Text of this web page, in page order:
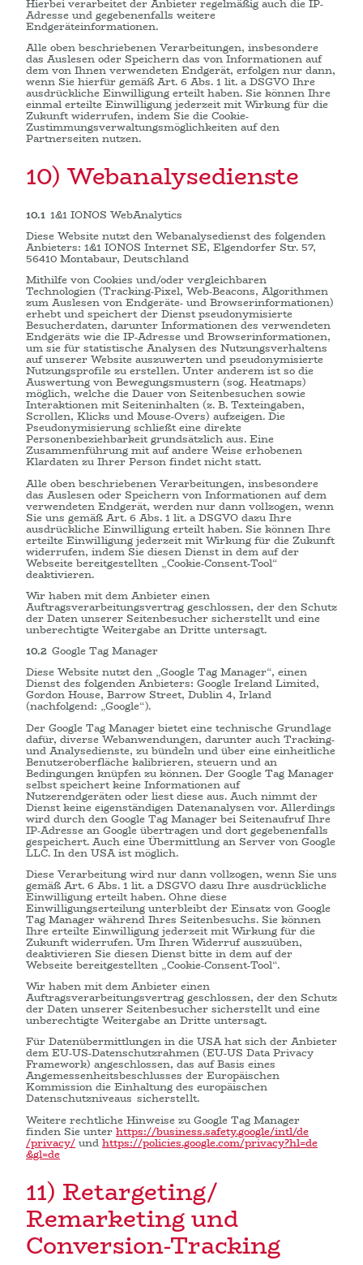
Hierbei verarbeitet der Anbieter regelmäßig auch die IP-
Adresse und gegebenenfalls weitere
Endgeräteinformationen.
Alle oben beschriebenen Verarbeitungen, insbesondere
das Auslesen oder Speichern das von Informationen auf
dem von Ihnen verwendeten Endgerät, erfolgen nur dann,
wenn Sie hierfür gemäß Art. 6 Abs. 1 lit. a DSGVO Ihre
ausdrückliche Einwilligung erteilt haben. Sie können Ihre
einmal erteilte Einwilligung jederzeit mit Wirkung für die
Zukunft widerrufen, indem Sie die Cookie-
Zustimmungsverwaltungsmöglichkeiten auf den
Partnerseiten nutzen.
10) Webanalysedienste
10.1 1&1 IONOS WebAnalytics
Diese Website nutzt den Webanalysedienst des folgenden
Anbieters: 1&1 IONOS Internet SE, Elgendorfer Str. 57,
56410 Montabaur, Deutschland
Mithilfe von Cookies und/oder vergleichbaren
Technologien (Tracking-Pixel, Web-Beacons, Algorithmen
zum Auslesen von Endgeräte- und Browserinformationen)
erhebt und speichert der Dienst pseudonymisierte
Besucherdaten, darunter Informationen des verwendeten
Endgeräts wie die IP-Adresse und Browserinformationen,
um sie für statistische Analysen des Nutzungsverhaltens
auf unserer Website auszuwerten und pseudonymisierte
Nutzungsprofile zu erstellen. Unter anderem ist so die
Auswertung von Bewegungsmustern (sog. Heatmaps)
möglich, welche die Dauer von Seitenbesuchen sowie
Interaktionen mit Seiteninhalten (z. B. Texteingaben,
Scrollen, Klicks und Mouse-Overs) aufzeigen. Die
Pseudonymisierung schließt eine direkte
Personenbeziehbarkeit grundsätzlich aus. Eine
Zusammenführung mit auf andere Weise erhobenen
Klardaten zu Ihrer Person findet nicht statt.
Alle oben beschriebenen Verarbeitungen, insbesondere
das Auslesen oder Speichern von Informationen auf dem
verwendeten Endgerät, werden nur dann vollzogen, wenn
Sie uns gemäß Art. 6 Abs. 1 lit. a DSGVO dazu Ihre
ausdrückliche Einwilligung erteilt haben. Sie können Ihre
erteilte Einwilligung jederzeit mit Wirkung für die Zukunft
widerrufen, indem Sie diesen Dienst in dem auf der
Webseite bereitgestellten „Cookie-Consent-Tool“
deaktivieren.
Wir haben mit dem Anbieter einen
Auftragsverarbeitungsvertrag geschlossen, der den Schutz
der Daten unserer Seitenbesucher sicherstellt und eine
unberechtigte Weitergabe an Dritte untersagt.
10.2 Google Tag Manager
Diese Website nutzt den „Google Tag Manager“, einen
Dienst des folgenden Anbieters: Google Ireland Limited,
Gordon House, Barrow Street, Dublin 4, Irland
(nachfolgend: „Google“).
Der Google Tag Manager bietet eine technische Grundlage
dafür, diverse Webanwendungen, darunter auch Tracking-
und Analysedienste, zu bündeln und über eine einheitliche
Benutzeroberfläche kalibrieren, steuern und an
Bedingungen knüpfen zu können. Der Google Tag Manager
selbst speichert keine Informationen auf
Nutzerendgeräten oder liest diese aus. Auch nimmt der
Dienst keine eigenständigen Datenanalysen vor. Allerdings
wird durch den Google Tag Manager bei Seitenaufruf Ihre
IP-Adresse an Google übertragen und dort gegebenenfalls
gespeichert. Auch eine Übermittlung an Server von Google
LLC. In den USA ist möglich.
Diese Verarbeitung wird nur dann vollzogen, wenn Sie uns
gemäß Art. 6 Abs. 1 lit. a DSGVO dazu Ihre ausdrückliche
Einwilligung erteilt haben. Ohne diese
Einwilligungserteilung unterbleibt der Einsatz von Google
Tag Manager während Ihres Seitenbesuchs. Sie können
Ihre erteilte Einwilligung jederzeit mit Wirkung für die
Zukunft widerrufen. Um Ihren Widerruf auszuüben,
deaktivieren Sie diesen Dienst bitte in dem auf der
Webseite bereitgestellten „Cookie-Consent-Tool“.
Wir haben mit dem Anbieter einen
Auftragsverarbeitungsvertrag geschlossen, der den Schutz
der Daten unserer Seitenbesucher sicherstellt und eine
unberechtigte Weitergabe an Dritte untersagt.
Für Datenübermittlungen in die USA hat sich der Anbieter
dem EU-US-Datenschutzrahmen (EU-US Data Privacy
Framework) angeschlossen, das auf Basis eines
Angemessenheitsbeschlusses der Europäischen
Kommission die Einhaltung des europäischen
Datenschutzniveaus sicherstellt.
Weitere rechtliche Hinweise zu Google Tag Manager
finden Sie unter https://business.safety.google/intl/de
/privacy/ und https://policies.google.com/privacy?hl=de
&gl=de
11) Retargeting/
Remarketing und
Conversion-Tracking